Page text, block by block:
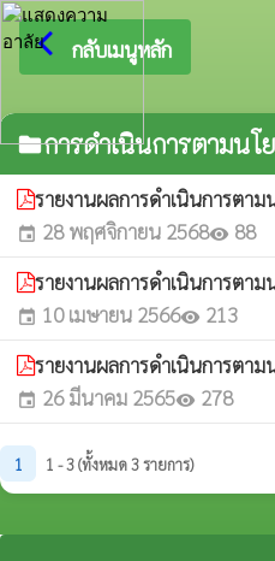
arrow_back_ios กลับเมนูหลัก
folderการดำเนินการตามน
รายงานผลการดำเนินการต
event 28 พฤศจิกายน 2568visibility 88
รายงานผลการดำเนินการต
event 10 เมษายน 2566visibility 213
รายงานผลการดำเนินการต
event 26 มีนาคม 2565visibility 278
1 1 - 3 (ทั้งหมด 3 รายการ)